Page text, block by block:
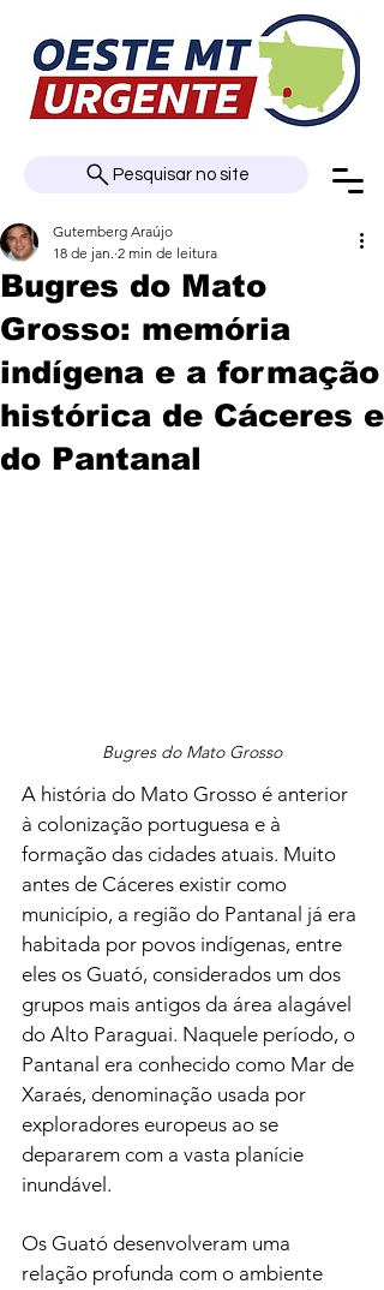
Pesquisar no site
Bugres do Mato
Grosso: memória
indígena e a formação
histórica de Cáceres e
do Pantanal
Gutemberg Araújo
18 de jan. 2 min de leitura
Bugres do Mato Grosso
A história do Mato Grosso é anterior
à colonização portuguesa e à
formação das cidades atuais. Muito
antes de Cáceres existir como
município, a região do Pantanal já era
habitada por povos indígenas, entre
eles os Guató, considerados um dos
grupos mais antigos da área alagável
do Alto Paraguai. Naquele período, o
Pantanal era conhecido como Mar de
Xaraés, denominação usada por
exploradores europeus ao se
depararem com a vasta planície
inundável.
Os Guató desenvolveram uma
relação profunda com o ambiente